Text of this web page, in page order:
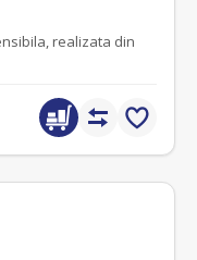
realizata din